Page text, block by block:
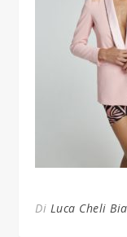
Di Luca Cheli